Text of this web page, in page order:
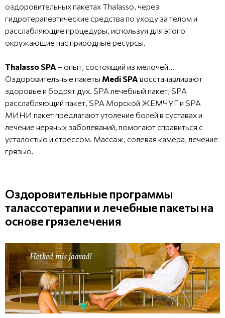
оздоровительных пакетах Thalasso, через
гидротерапевтические средства по уходу за телом и
расслабляющие процедуры, используя для этого
окружающие нас природные ресурсы.
Thalasso SPA – опыт, состоящий из мелочей…
Оздоровительные пакеты Medi SPA восстанавливают
здоровье и бодрят дух. SPA лечебный пакет, SPA
расслабляющий пакет, SPA Морской ЖЕМЧУГ и SPA
МИНИ пакет предлагают утоление болей в суставах и
лечение нервных заболеваний, помогают справиться с
усталостью и стрессом. Массаж, солевая камера, лечение
грязью.
Оздоровительные программы
талассотерапии и лечебные пакеты на
основе грязелечения